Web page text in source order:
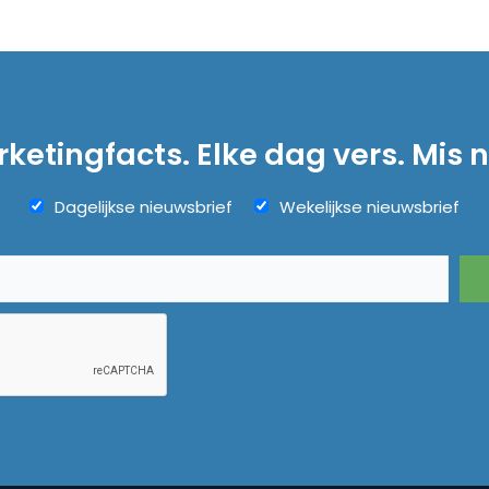
Elke dag vers. Mis
Dagelijkse nieuwsbrief Wekelijkse nieuwsbrief